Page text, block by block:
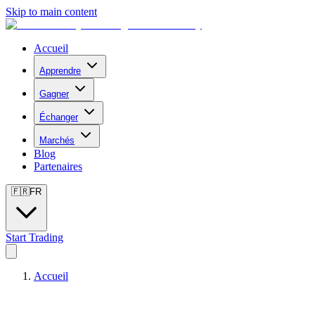
Skip to main content
Accueil
Apprendre
Gagner
Échanger
Marchés
Blog
Partenaires
🇫🇷FR
Start Trading
Accueil